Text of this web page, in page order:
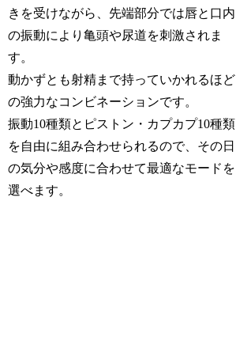
きを受けながら、先端部分では唇と口内
の振動により亀頭や尿道を刺激されま
す。
動かずとも射精まで持っていかれるほど
の強力なコンビネーションです。
振動10種類とピストン・カプカプ10種類
を自由に組み合わせられるので、その日
の気分や感度に合わせて最適なモードを
選べます。